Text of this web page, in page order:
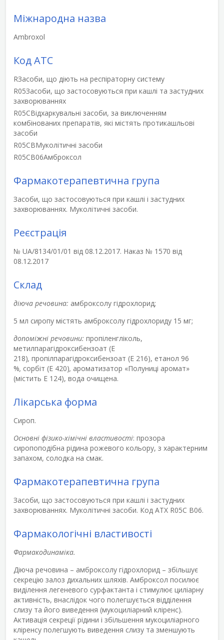
Міжнародна назва
Ambroxol
Код АТС
RЗасоби, що діють на респіраторну систему
R05Засоби, що застосовуються при кашлі та застудних
захворюваннях
R05CВідхаркувальні засоби, за виключенням
комбінованих препаратів, які містять протикашльові
засоби
R05CBМуколітичні засоби
R05CB06Амброксол
Фармакотерапевтична група
Засоби, що застосовуються при кашлі і застудних
захворюваннях. Муколітичні засоби.
Реєстрація
№ UA/8134/01/01 від 08.12.2017. Наказ № 1570 від
08.12.2017
Склад
діюча речовина: амброксолу гідрохлорид;
5 мл сиропу містять амброксолу гідрохлориду 15 мг;
допоміжні речовини: пропіленгліколь,
метилпарагідроксибензоат (Е
218), пропілпарагідроксибензоат (Е 216), етанол 96
%, сорбіт (Е 420), ароматизатор «Полуниці аромат»
(містить Е 124), вода очищена.
Лікарська форма
Сироп.
Основні фізико-хімічні властивості: прозора
сиропоподібна рідина рожевого кольору, з характерним
запахом, солодка на смак.
Фармакотерапевтична група
Засоби, що застосовуються при кашлі і застудних
захворюваннях. Муколітичні засоби. Код АТХ R05C B06.
Фармакологічні властивості
Фармакодинаміка.
Діюча речовина – амброксолу гідрохлорид – збільшує
секрецію залоз дихальних шляхів. Амброксол посилює
виділення легеневого сурфактанта і стимулює циліарну
активність, внаслідок чого полегшується відділення
слизу та його виведення (мукоциліарний кліренс).
Активація секреції рідини і збільшення мукоциліарного
кліренсу полегшують виведення слизу та зменшують